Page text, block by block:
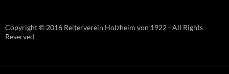
Copyright © 2016 Reiterverein Holzheim von 1922 - All Rights
Reserved